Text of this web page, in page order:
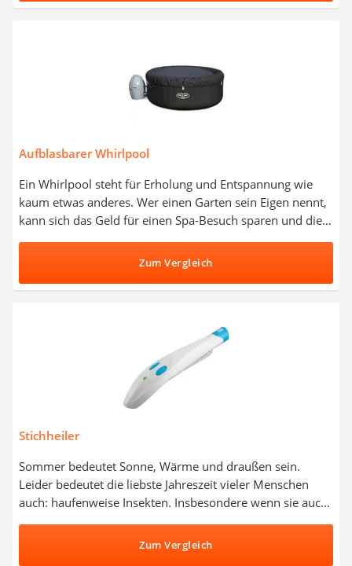
aus unserer Vergleichstabelle, das ein Board, ein Paddel
Aufblasbarer Whirlpool
Ein Whirlpool steht für Erholung und Entspannung wie
kaum etwas anderes. Wer einen Garten sein Eigen nennt,
kann sich das Geld für einen Spa-Besuch sparen und die
zu sich nach Hause holen. Empfehlungen diverser Jacuzzi-
Tests zufolge überzeugen aufblasbare Whirlpools im
Vergleich zu festinstallierten Spas mit einem günstigeren
Aufstellungsmöglichkeiten. Wählen Sie jetzt aus unserer
Produkttabelle einen aufblasbaren Whirlpool aus
strapazierfähigem Kunststoff, der mehreren Personen
ohne Probleme Platz bietet.
Zum Vergleich
Stichheiler
Sommer bedeutet Sonne, Wärme und draußen sein.
Leider bedeutet die liebste Jahreszeit vieler Menschen
auch: haufenweise Insekten. Insbesondere wenn sie auch
verderben. Hier schafft ein Stichheiler Linderung und
sorgt für gute Stimmung auch mit Stichen. Stichheiler-
Zum Vergleich